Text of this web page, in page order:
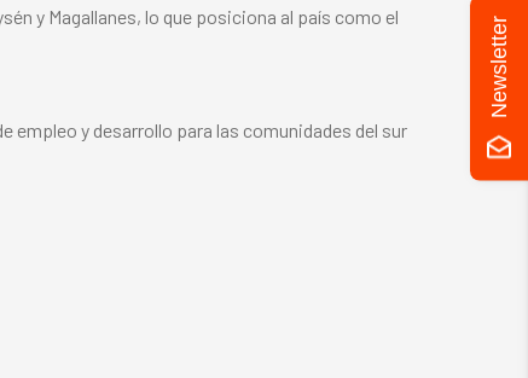
y Magallanes, lo que posiciona al país como el
empleo y desarrollo para las comunidades del sur
Newsletter